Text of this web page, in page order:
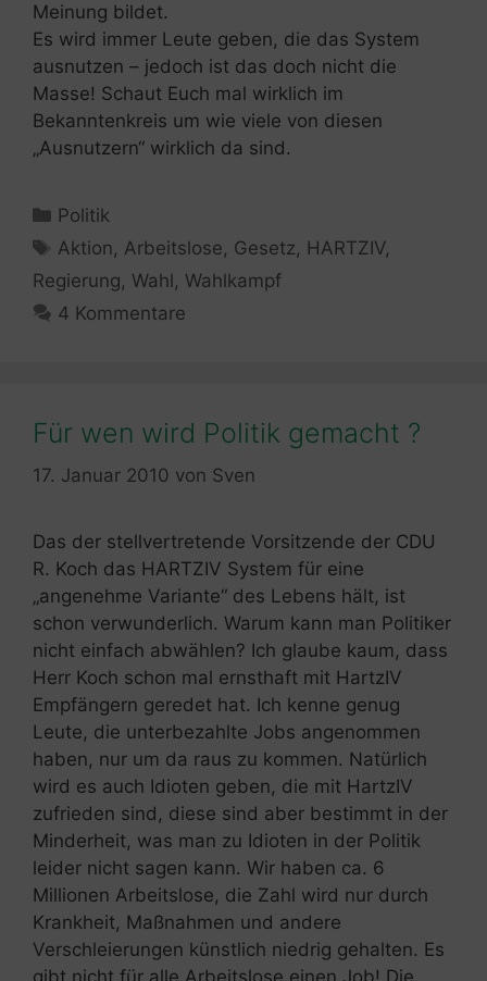
Meinung bildet.
Es wird immer Leute geben, die das System
ausnutzen – jedoch ist das doch nicht die
Masse! Schaut Euch mal wirklich im
Bekanntenkreis um wie viele von diesen
„Ausnutzern“ wirklich da sind.
Kategorien
Politik
Schlagwörter
Aktion, Arbeitslose, Gesetz, HARTZIV,
Regierung, Wahl , Wahlkampf
4 Kommentare
Für wen wird Politik gemacht ?
17. Januar 2010 von Sven
Das der stellvertretende Vorsitzende der CDU
R. Koch das HARTZIV System für eine
„angenehme Variante“ des Lebens hält, ist
schon verwunderlich. Warum kann man Politiker
nicht einfach abwählen? Ich glaube kaum, dass
Herr Koch schon mal ernsthaft mit HartzIV
Empfängern geredet hat. Ich kenne genug
Leute, die unterbezahlte Jobs angenommen
haben, nur um da raus zu kommen. Natürlich
wird es auch Idioten geben, die mit HartzIV
zufrieden sind, diese sind aber bestimmt in der
Minderheit, was man zu Idioten in der Politik
leider nicht sagen kann. Wir haben ca. 6
Millionen Arbeitslose, die Zahl wird nur durch
Krankheit, Maßnahmen und andere
Verschleierungen künstlich niedrig gehalten. Es
gibt nicht für alle Arbeitslose einen Job! Die